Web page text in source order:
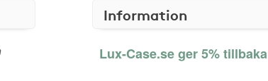
Information
Lux-Case.se ger 5% tillbaka